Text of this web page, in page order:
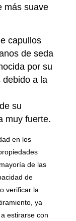
más suave
capullos
de seda
por su
debido a la
su
muy fuerte.
en los
de las
de
verificar la
ya
estirarse con